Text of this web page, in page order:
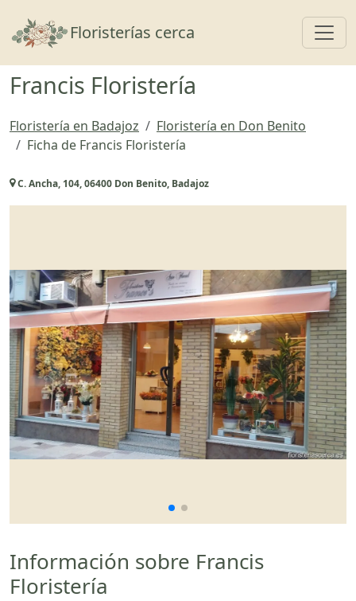
Floristerías cerca
Francis Floristería
Floristería en Badajoz
Floristería en Don Benito
Ficha de Francis Floristería
C. Ancha, 104, 06400 Don Benito, Badajoz
Información sobre Francis
Floristería